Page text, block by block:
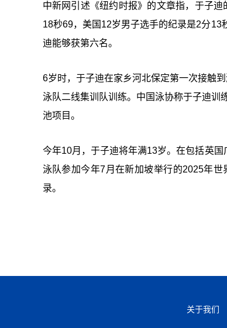
中新网引述《纽约时报》的文章指，于子
18秒69，美国12岁男子选手的纪录是2分
迪能够获第六名。
6岁时，于子迪在家乡河北保定第一次接触
泳队二线集训队训练。中国泳协称于子迪训
池项目。
今年10月，于子迪将年满13岁。在包括英
泳队参加今年7月在新加坡举行的2025年
录。
关于我们